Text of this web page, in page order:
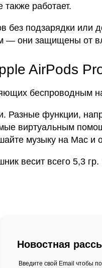
также работает.
без подзарядки или
— они защищены от
AirPods
беспроводным
Разные функции,
виртуальным
музыку на Mac и
весит всего 5,3 гр.
Новостная
Введите свой Email чтобы